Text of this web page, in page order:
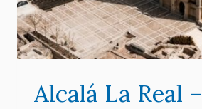
Alcalá La Real –